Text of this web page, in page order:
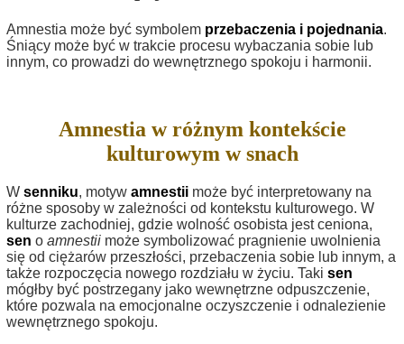
Amnestia może być symbolem przebaczenia i pojednania.
Śniący może być w trakcie procesu wybaczania sobie lub
innym, co prowadzi do wewnętrznego spokoju i harmonii.
Amnestia w różnym kontekście
kulturowym w snach
W senniku, motyw amnestii może być interpretowany na
różne sposoby w zależności od kontekstu kulturowego. W
kulturze zachodniej, gdzie wolność osobista jest ceniona,
sen o amnestii może symbolizować pragnienie uwolnienia
się od ciężarów przeszłości, przebaczenia sobie lub innym, a
także rozpoczęcia nowego rozdziału w życiu. Taki sen
mógłby być postrzegany jako wewnętrzne odpuszczenie,
które pozwala na emocjonalne oczyszczenie i odnalezienie
wewnętrznego spokoju.